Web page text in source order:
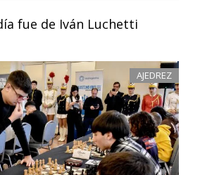
fue de Iván Luchetti
AJEDREZ